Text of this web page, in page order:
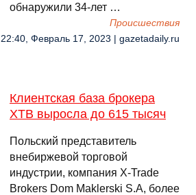
обнаружили 34-лет …
Происшествия
22:40, Февраль 17, 2023 | gazetadaily.ru
Клиентская база брокера
XTB выросла до 615 тысяч
Польский представитель
внебиржевой торговой
индустрии, компания X-Trade
Brokers Dom Maklerski S.A, более